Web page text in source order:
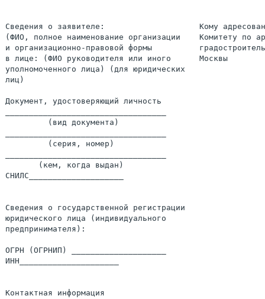
Сведения о заявителе:                    Кому адресован
(ФИО, полное наименование организации    Комитету по
и организационно-правовой формы
в лице: (ФИО руководителя или иного      Москвы
уполномоченного лица) (для юридических
лиц)
Документ, удостоверяющий личность
         (вид документа)
         (серия, номер)
       (кем, когда выдан)
СНИЛС____________________
Сведения о государственной регистрации
юридического лица (индивидуального
предпринимателя):
ОГРН (ОГРНИП) ____________________
ИНН_____________________
Контактная информация